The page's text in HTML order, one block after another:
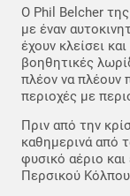
Ο Phil Belcher
με έναν
έχουν κλείσει
βοηθητικές
πλέον να πλέουν
περιοχές με
Πριν από την
καθημερινά από
φυσικό αέριο
Περσικού